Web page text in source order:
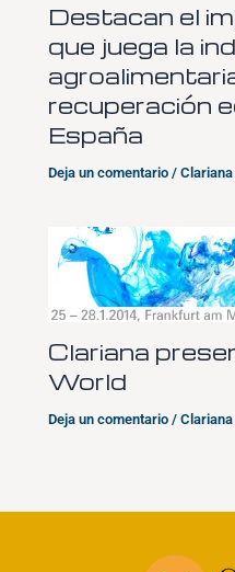
Destacan el
que juega la
recuperación
España
Deja un comentario /Clariana
Clariana
World
Deja un comentario /Clariana